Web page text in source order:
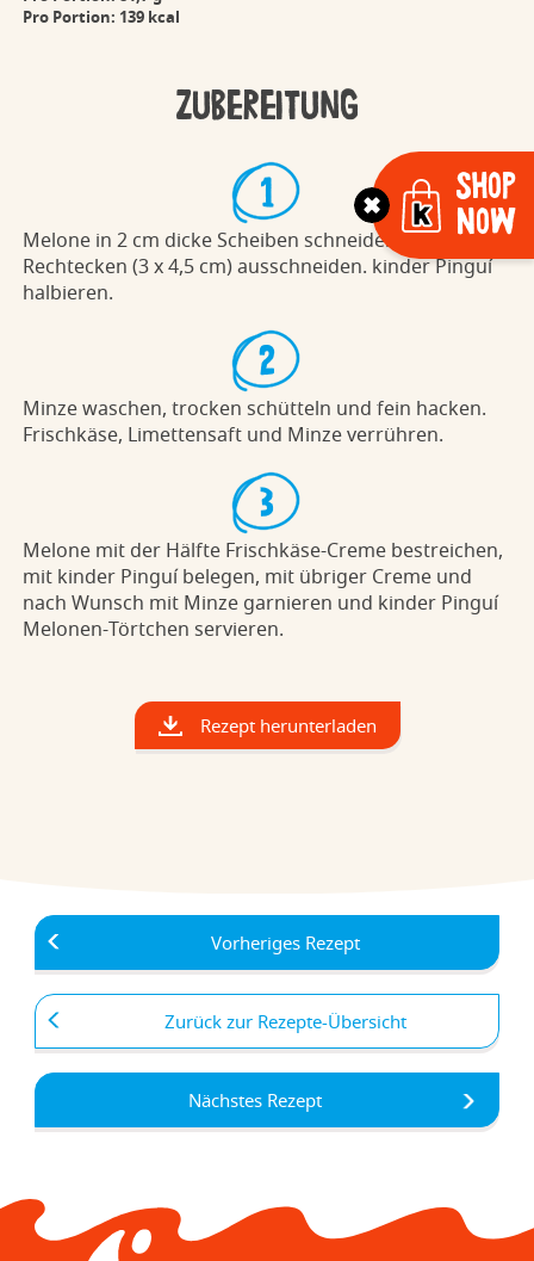
Pro Portion: 139 kcal
Zubereitung
Melone in 2 cm dicke Scheiben schneiden und zu 6
Rechtecken (3 x 4,5 cm) ausschneiden. kinder Pinguí
halbieren.
Minze waschen, trocken schütteln und fein hacken.
Frischkäse, Limettensaft und Minze verrühren.
Melone mit der Hälfte Frischkäse-Creme bestreichen,
mit kinder Pinguí belegen, mit übriger Creme und
nach Wunsch mit Minze garnieren und kinder Pinguí
Melonen-Törtchen servieren.
Rezept herunterladen
Vorheriges Rezept
Zurück zur Rezepte-Übersicht
Nächstes Rezept
Shop
Now